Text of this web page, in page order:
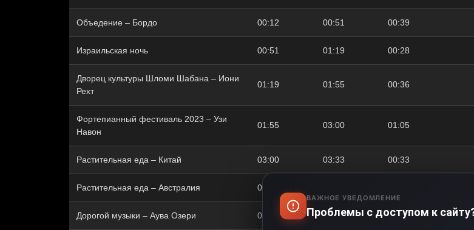
Объедение – Бордо 00:12 00:51 00:39
Израильская ночь 00:51 01:19 00:28
Дворец культуры Шломи Шабана – Иони
Рехт
01:19 01:55 00:36
Фортепианный фестиваль 2023 – Узи
Навон
01:55 03:00 01:05
Растительная еда – Китай 03:00 03:33 00:33
Растительная еда – Австралия 03:33
Дорогой музыки – Аува Озери 04:10 04:40 00:30
ВАЖНОЕ УВЕДОМЛЕНИЕ
Проблемы с доступом к